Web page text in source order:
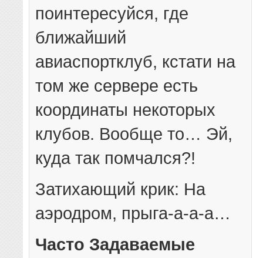
поинтересуйся, где
ближайший
авиаспортклуб, кстати на
том же сервере есть
координаты некоторых
клубов. Вообще то… Эй,
куда так помчался?!
Затихающий крик: На
аэродром, прыга-а-а-а…
Часто Задаваемые